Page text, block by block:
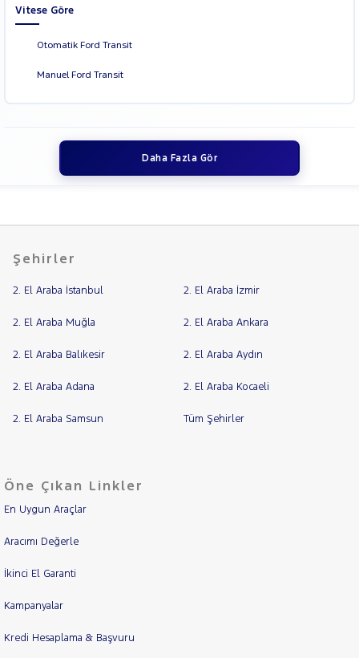
Vitese Göre
Otomatik Ford Transit
Manuel Ford Transit
Daha Fazla Gör
Şehirler
2. El Araba İstanbul 2. El Araba İzmir
2. El Araba Muğla 2. El Araba Ankara
2. El Araba Balıkesir 2. El Araba Aydın
2. El Araba Adana 2. El Araba Kocaeli
2. El Araba Samsun Tüm Şehirler
Öne Çıkan Linkler
En Uygun Araçlar
Aracımı Değerle
İkinci El Garanti
Kampanyalar
Kredi Hesaplama & Başvuru